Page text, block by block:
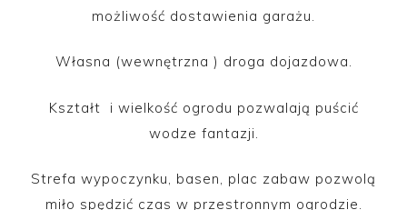
możliwość dostawienia garażu.
Własna (wewnętrzna ) droga dojazdowa.
Kształt i wielkość ogrodu pozwalają puścić
wodze fantazji.
Strefa wypoczynku, basen, plac zabaw pozwolą
miło spędzić czas w przestronnym ogrodzie.